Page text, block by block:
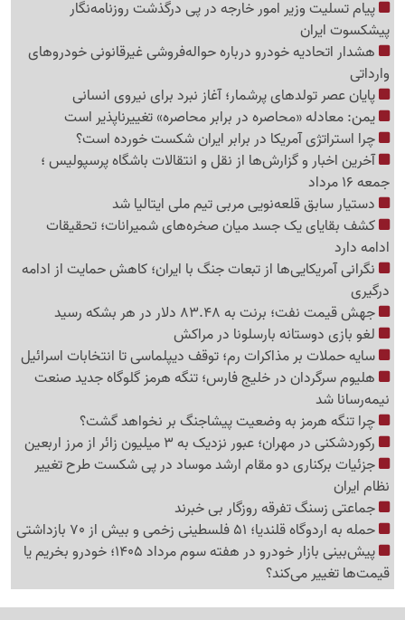
پیام تسلیت وزیر امور خارجه در پی درگذشت روزنامه‌نگار
پیشکسوت ایران
هشدار اتحادیه خودرو درباره حواله‌فروشی غیرقانونی خودروهای
وارداتی
پایان عصر تولدهای پرشمار؛ آغاز نبرد برای نیروی انسانی
یمن: معادله «محاصره در برابر محاصره» تغییرناپذیر است
چرا استراتژی آمریکا در برابر ایران شکست خورده است؟
آخرین اخبار و گزارش‌ها از نقل و انتقالات باشگاه پرسپولیس ؛
جمعه 16 مرداد
دستیار سابق قلعه‌نویی مربی تیم ملی ایتالیا شد
کشف بقایای یک جسد میان صخره‌های شمیرانات؛ تحقیقات
ادامه دارد
نگرانی آمریکایی‌ها از تبعات جنگ با ایران؛ کاهش حمایت از ادامه
درگیری
جهش قیمت نفت؛ برنت به 83.48 دلار در هر بشکه رسید
لغو بازی دوستانه بارسلونا در مراکش
سایه حملات بر مذاکرات رم؛ توقف دیپلماسی تا انتخابات اسرائیل
هلیوم سرگردان در خلیج فارس؛ تنگه هرمز گلوگاه جدید صنعت
نیمه‌رسانا شد
چرا تنگه هرمز به وضعیت پیشاجنگ بر نخواهد گشت؟
رکوردشکنی در مهران؛ عبور نزدیک به 3 میلیون زائر از مرز اربعین
جزئیات برکناری دو مقام ارشد موساد در پی شکست طرح تغییر
نظام ایران
جماعتی زسنگ تفرقه روزگار بی خبرند
حمله به اردوگاه قلندیا؛ 51 فلسطینی زخمی و بیش از 70 بازداشتی
پیش‌بینی بازار خودرو در هفته سوم مرداد 1405؛ خودرو بخریم یا
قیمت‌ها تغییر می‌کند؟